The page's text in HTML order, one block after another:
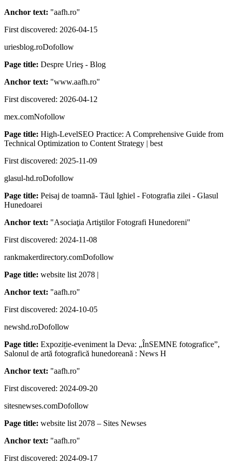
Anchor text: "aafh.ro"
First discovered: 2026-04-15
uriesblog.roDofollow
Page title: Despre Urieş - Blog
Anchor text: "www.aafh.ro"
First discovered: 2026-04-12
mex.comNofollow
Page title: High-LevelSEO Practice: A Comprehensive Guide from
Technical Optimization to Content Strategy | best
First discovered: 2025-11-09
glasul-hd.roDofollow
Page title: Peisaj de toamnă- Tăul Ighiel - Fotografia zilei - Glasul
Hunedoarei
Anchor text: "Asociaţia Artiştilor Fotografi Hunedoreni"
First discovered: 2024-11-08
rankmakerdirectory.comDofollow
Page title: website list 2078 |
Anchor text: "aafh.ro"
First discovered: 2024-10-05
newshd.roDofollow
Page title: Expoziție-eveniment la Deva: „ÎnSEMNE fotografice”,
Salonul de artă fotografică hunedoreană : News H
Anchor text: "aafh.ro"
First discovered: 2024-09-20
sitesnewses.comDofollow
Page title: website list 2078 – Sites Newses
Anchor text: "aafh.ro"
First discovered: 2024-09-17